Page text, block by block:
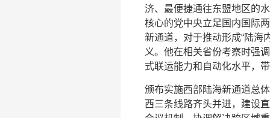
济、最便捷通往东盟地区的
核心的党中央立足国内国际
新通道，对于推动形成“陆海
义。他在相关省份考察时强
式联运能力和自动化水平，
颁布实施西部陆海新通道总
西三条线路齐头并进，建设